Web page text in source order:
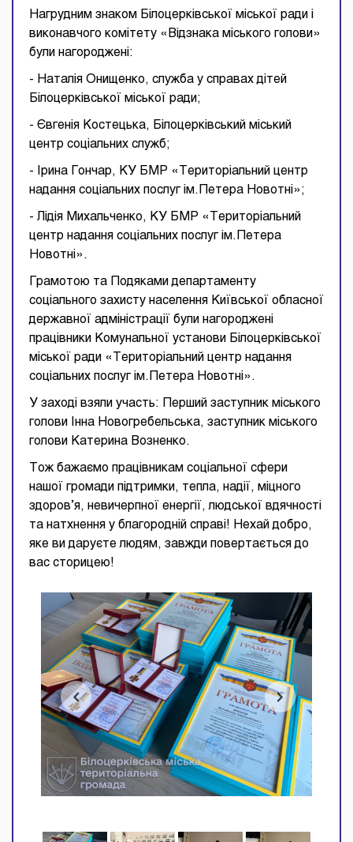
Нагрудним знаком Білоцерківської міської ради і
виконавчого комітету «Відзнака міського голови»
були нагороджені:
- Наталія Онищенко, служба у справах дітей
Білоцерківської міської ради;
- Євгенія Костецька, Білоцерківський міський
центр соціальних служб;
- Ірина Гончар, КУ БМР «Територіальний центр
надання соціальних послуг ім.Петера Новотні»;
- Лідія Михальченко, КУ БМР «Територіальний
центр надання соціальних послуг ім.Петера
Новотні».
Грамотою та Подяками департаменту
соціального захисту населення Київської обласної
державної адміністрації були нагороджені
працівники Комунальної установи Білоцерківської
міської ради «Територіальний центр надання
соціальних послуг ім.Петера Новотні».
У заході взяли участь: Перший заступник міського
голови Інна Новогребельська, заступник міського
голови Катерина Возненко.
Тож бажаємо працівникам соціальної сфери
нашої громади підтримки, тепла, надії, міцного
здоров’я, невичерпної енергії, людської вдячності
та натхнення у благородній справі! Нехай добро,
яке ви даруєте людям, завжди повертається до
вас сторицею!